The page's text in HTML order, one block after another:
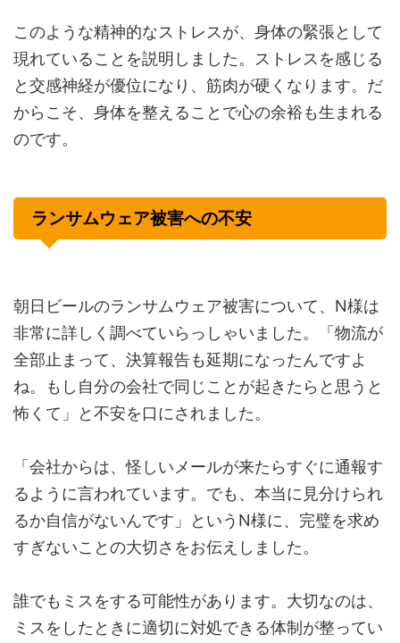
このような精神的なストレスが、身体の緊張として
現れていることを説明しました。ストレスを感じる
と交感神経が優位になり、筋肉が硬くなります。だ
からこそ、身体を整えることで心の余裕も生まれる
のです。
ランサムウェア被害への不安
朝日ビールのランサムウェア被害について、N様は
非常に詳しく調べていらっしゃいました。「物流が
全部止まって、決算報告も延期になったんですよ
ね。もし自分の会社で同じことが起きたらと思うと
怖くて」と不安を口にされました。
「会社からは、怪しいメールが来たらすぐに通報す
るように言われています。でも、本当に見分けられ
るか自信がないんです」というN様に、完璧を求め
すぎないことの大切さをお伝えしました。
誰でもミスをする可能性があります。大切なのは、
ミスをしたときに適切に対処できる体制が整ってい